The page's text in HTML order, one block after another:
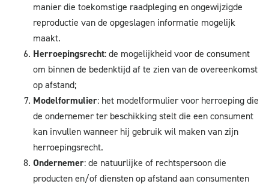
manier die toekomstige raadpleging en ongewijzigde
reproductie van de opgeslagen informatie mogelijk
maakt.
Herroepingsrecht: de mogelijkheid voor de consument
om binnen de bedenktijd af te zien van de overeenkomst
op afstand;
Modelformulier: het modelformulier voor herroeping die
de ondernemer ter beschikking stelt die een consument
kan invullen wanneer hij gebruik wil maken van zijn
herroepingsrecht.
Ondernemer: de natuurlijke of rechtspersoon die
producten en/of diensten op afstand aan consumenten